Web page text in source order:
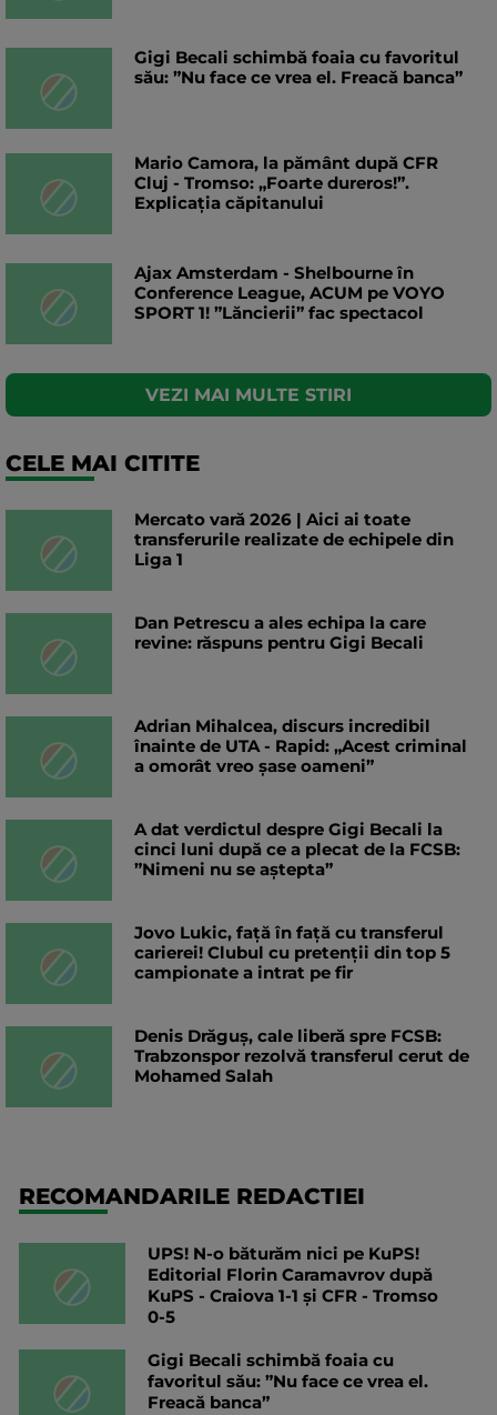
Gigi Becali schimbă foaia cu favoritul
său: ”Nu face ce vrea el. Freacă banca”
Mario Camora, la pământ după CFR
Cluj - Tromso: „Foarte dureros!”.
Explicația căpitanului
Ajax Amsterdam - Shelbourne în
Conference League, ACUM pe VOYO
SPORT 1! ”Lăncierii” fac spectacol
VEZI MAI MULTE STIRI
CELE MAI CITITE
Mercato vară 2026 | Aici ai toate
transferurile realizate de echipele din
Liga 1
Dan Petrescu a ales echipa la care
revine: răspuns pentru Gigi Becali
Adrian Mihalcea, discurs incredibil
înainte de UTA - Rapid: „Acest criminal
a omorât vreo șase oameni”
A dat verdictul despre Gigi Becali la
cinci luni după ce a plecat de la FCSB:
”Nimeni nu se aștepta”
Jovo Lukic, față în față cu transferul
carierei! Clubul cu pretenții din top 5
campionate a intrat pe fir
Denis Drăguș, cale liberă spre FCSB:
Trabzonspor rezolvă transferul cerut de
Mohamed Salah
RECOMANDARILE REDACTIEI
UPS! N-o băturăm nici pe KuPS!
Editorial Florin Caramavrov după
KuPS - Craiova 1-1 și CFR - Tromso
0-5
Gigi Becali schimbă foaia cu
favoritul său: ”Nu face ce vrea el.
Freacă banca”